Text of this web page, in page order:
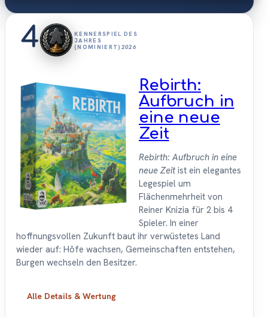
4
KENNERSPIEL DES
JAHRES
(NOMINIERT) 2026
Rebirth:
Aufbruch in
eine neue
Zeit
Rebirth: Aufbruch in eine
neue Zeit ist ein elegantes
Legespiel um
Flächenmehrheit von
Reiner Knizia für 2 bis 4
Spieler. In einer
hoffnungsvollen Zukunft baut ihr verwüstetes Land
wieder auf: Höfe wachsen, Gemeinschaften entstehen,
Burgen wechseln den Besitzer.
Alle Details & Wertung